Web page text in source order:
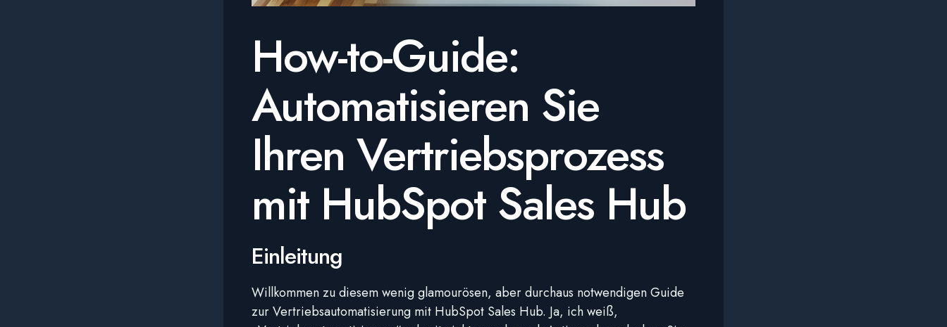
How-to-Guide:
Automatisieren Sie
Ihren Vertriebsprozess
mit HubSpot Sales Hub
Einleitung
Willkommen zu diesem wenig glamourösen, aber durchaus notwendigen Guide
zur Vertriebsautomatisierung mit HubSpot Sales Hub. Ja, ich weiß,